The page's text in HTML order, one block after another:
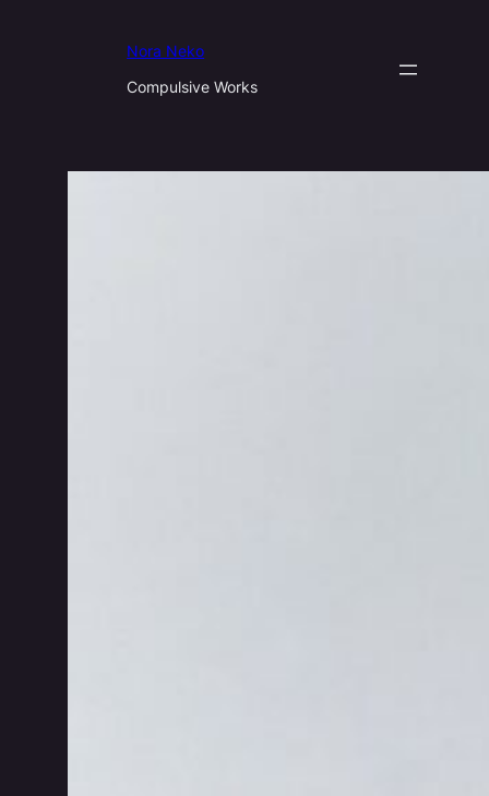
Nora Neko
Compulsive Works